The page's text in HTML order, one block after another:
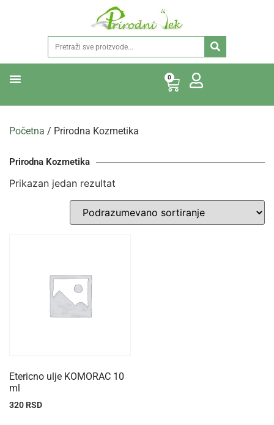
0
Početna / Prirodna Kozmetika
Prirodna Kozmetika
Prikazan jedan rezultat
Etericno ulje KOMORAC 10
ml
320 RSD